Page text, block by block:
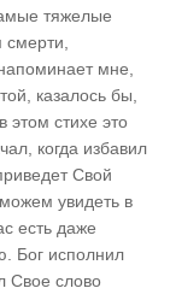
тяжелые
мне,
казалось бы,
этом стихе это
когда избавил
Свой
увидеть в
есть даже
Бог исполнил
Свое слово